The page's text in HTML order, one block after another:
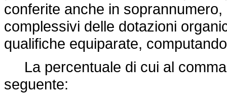
conferite anche in
complessivi delle dotazioni
qualifiche equiparate,
La percentuale di cui al
seguente: